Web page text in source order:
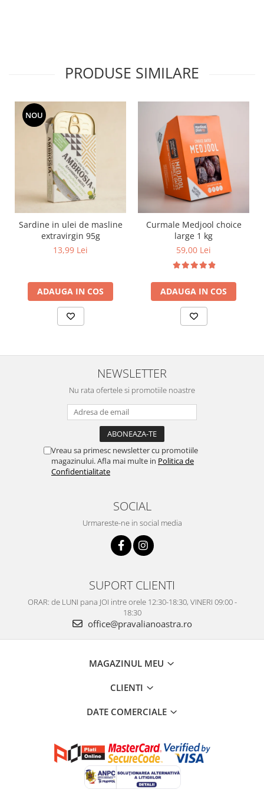
PRODUSE SIMILARE
NOU
Sardine in ulei de masline
extravirgin 95g
13,99 Lei
ADAUGA IN COS
Curmale Medjool choice
large 1 kg
59,00 Lei
ADAUGA IN COS
NEWSLETTER
Nu rata ofertele si promotiile noastre
Vreau sa primesc newsletter cu promotiile
magazinului. Afla mai multe in Politica de
Confidentialitate
SOCIAL
Urmareste-ne in social media
SUPORT CLIENTI
ORAR: de LUNI pana JOI intre orele 12:30-18:30, VINERI 09:00 -
18:30
office@pravalianoastra.ro
MAGAZINUL MEU
CLIENTI
DATE COMERCIALE